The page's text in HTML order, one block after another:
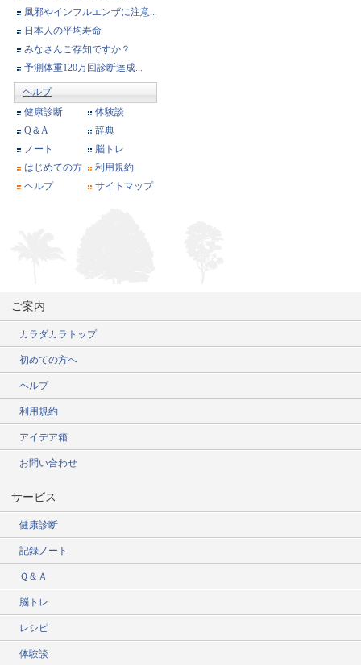
風邪やインフルエンザに注意...
日本人の平均寿命
みなさんご存知ですか？
予測体重120万回診断達成...
ヘルプ
健康診断
体験談
Q＆A
辞典
ノート
脳トレ
はじめての方
利用規約
ヘルプ
サイトマップ
ご案内
カラダカラトップ
初めての方へ
ヘルプ
利用規約
アイデア箱
お問い合わせ
サービス
健康診断
記録ノート
Ｑ＆Ａ
脳トレ
レシピ
体験談